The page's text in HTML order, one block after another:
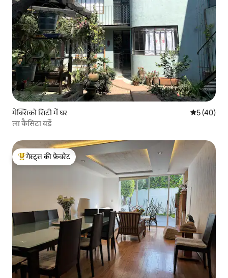
मेक्सिको सिटी में घर औसत रेटिंग
5 (40)
ला कैसिटा वर्डे
गेस्ट्स का टॉप फ़ेवरेट
गेस्ट्स की फ़ेवरेट